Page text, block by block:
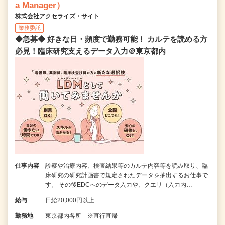
a Manager）
株式会社アクセライズ・サイト
業務委託
◆急募◆ 好きな日・頻度で勤務可能！ カルテを読める方
必見！臨床研究支えるデータ入力＠東京都内
仕事内容
診察や治療内容、検査結果等のカルテ内容等を読み取り、臨
床研究の研究計画書で規定されたデータを抽出するお仕事で
す。 その後EDCへのデータ入力や、クエリ（入力内…
給与 日給20,000円以上
勤務地 東京都内各所 ※直行直帰